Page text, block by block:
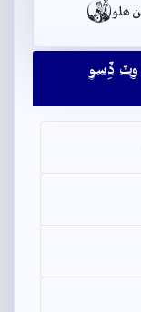
ھلو
وٽ ڏِسو